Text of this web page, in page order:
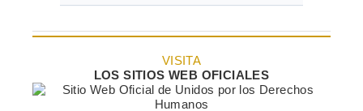
VISITA
LOS SITIOS WEB OFICIALES